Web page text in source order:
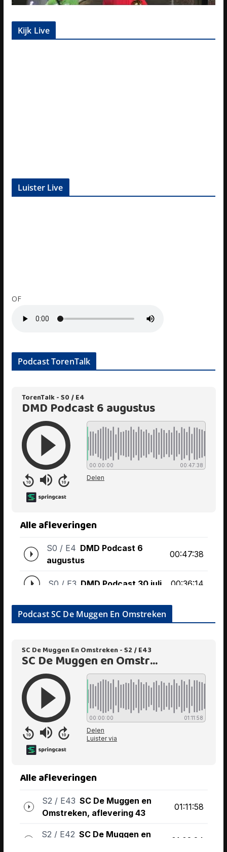
Kijk Live
Luister Live
OF
Podcast TorenTalk
Podcast SC De Muggen En Omstreken